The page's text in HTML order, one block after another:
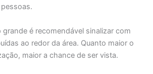
grande é recomendável sinalizar com
ao redor da área. Quanto maior o
maior a chance de ser vista.